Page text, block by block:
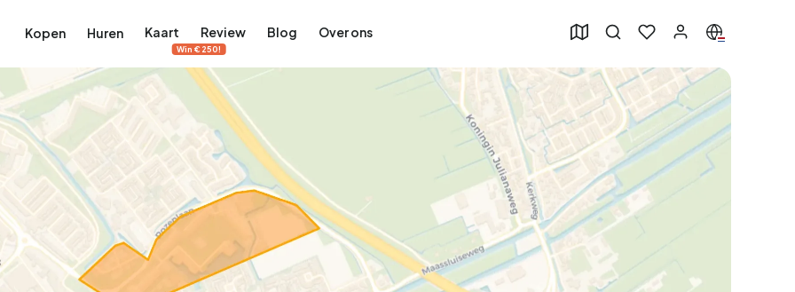
Kopen Huren Kaart Review
Win €250!
Blog Over ons